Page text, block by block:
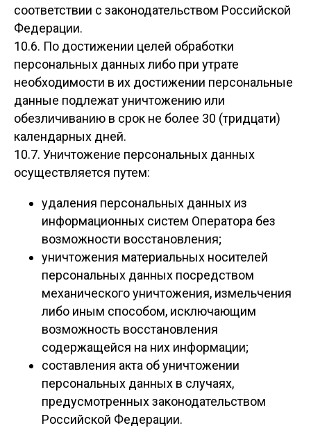
соответствии с законодательством Российской
Федерации.
10.6. По достижении целей обработки
персональных данных либо при утрате
необходимости в их достижении персональные
данные подлежат уничтожению или
обезличиванию в срок не более 30 (тридцати)
календарных дней.
10.7. Уничтожение персональных данных
осуществляется путем:
удаления персональных данных из
информационных систем Оператора без
возможности восстановления;
уничтожения материальных носителей
персональных данных посредством
механического уничтожения, измельчения
либо иным способом, исключающим
возможность восстановления
содержащейся на них информации;
составления акта об уничтожении
персональных данных в случаях,
предусмотренных законодательством
Российской Федерации.